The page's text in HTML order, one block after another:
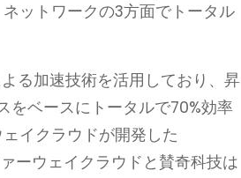
ットワークの3方面でトータル
る加速技術を活用しており、昇
をベースにトータルで70%効率
イクラウドが開発した
ーウェイクラウドと賛奇科技は